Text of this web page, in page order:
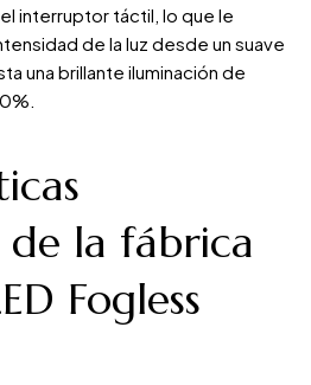
interruptor táctil, lo que le
de la luz desde un suave
una brillante iluminación de
de la fábrica
Fogless